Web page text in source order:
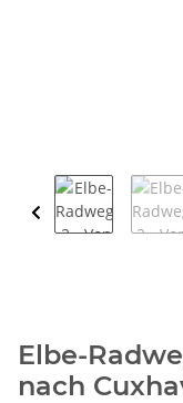
Elbe-
nach